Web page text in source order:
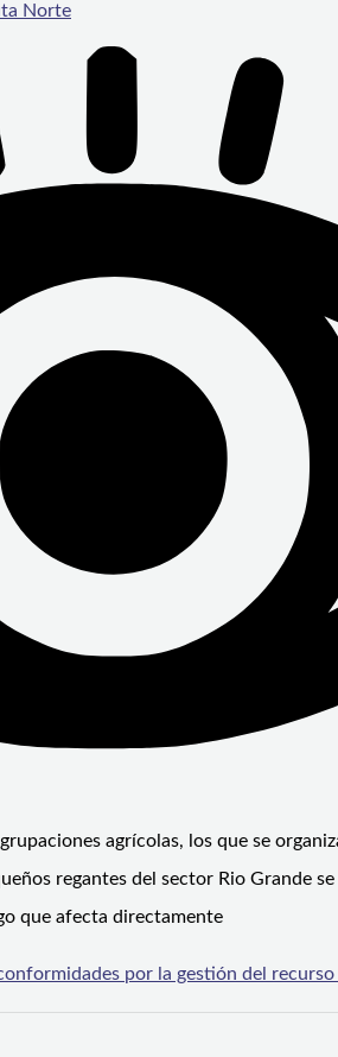
Norte
agrícolas, los que se
regantes del sector Rio Grande
que afecta directamente
por la gestión del